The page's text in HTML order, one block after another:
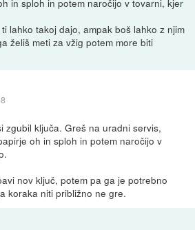
lahko takoj dajo, ampak boš lahko z njim
želiš meti za vžig potem more biti
zgubil ključa. Greš na uradni servis,
oh in sploh in potem naročijo v
nov ključ, potem pa ga je potrebno
koraka niti približno ne gre.